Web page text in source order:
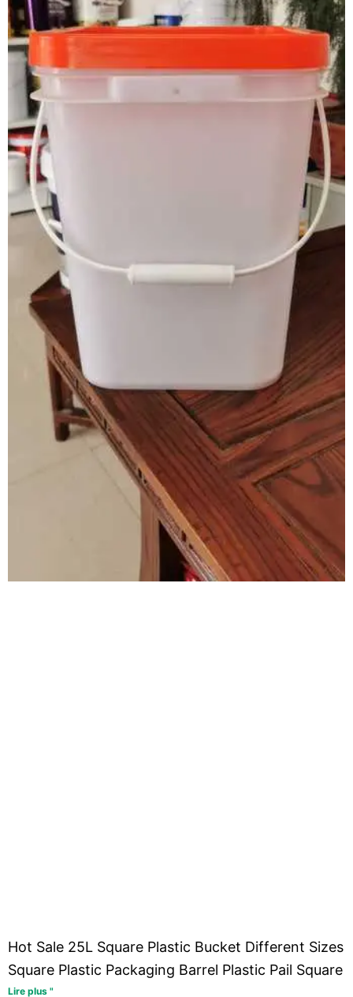
Hot Sale 25L Square Plastic Bucket Different Sizes
Square Plastic Packaging Barrel Plastic Pail Square
Lire plus "